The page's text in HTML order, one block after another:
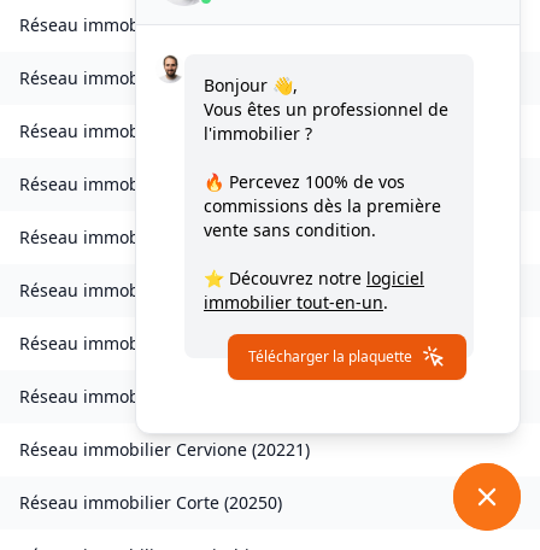
Réseau immobilierBarbaggio(20253)
Réseau immobilierBorgo(20290)
Réseau immobilier Calvi(20260)
Réseau immobilier Campana(20229)
Réseau immobilier Canale-di-Verde(20230)
Réseau immobilier Casevecchie(20270)
Réseau immobilier Castellare-di-Mercurio
Réseau immobilier
Réseau immobilier Cervione (20221)
Réseau immobilier Corte (20250)
Bonjour 👋,
Vous êtes un professionnel de
l'immobilier ?
🔥 Percevez 100% de vos
commissions dès la première
vente sans condition.
⭐ Découvrez notre logiciel
immobilier tout-en-un.
Télécharger la plaquette